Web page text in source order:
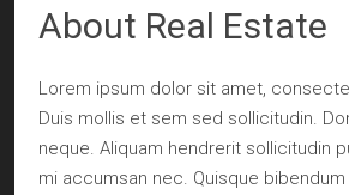
About Real Estate
Lorem ipsum dolor sit amet,
Duis mollis et sem sed sollicitudin.
neque. Aliquam hendrerit sollicitudin
mi accumsan nec. Quisque